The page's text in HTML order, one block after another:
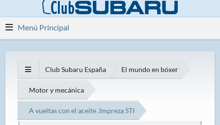
Menú Principal
Club Subaru España El mundo en bóxer
Motor y mecánica
A vueltas con el aceite .Impreza STI